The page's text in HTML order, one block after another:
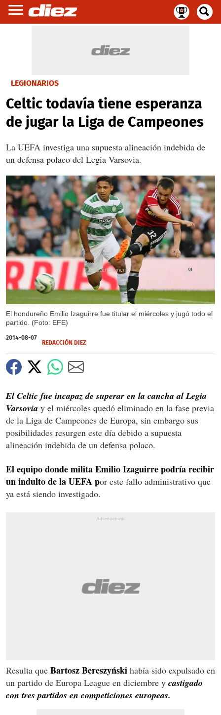
LEGIONARIOS
Celtic todavía tiene esperanza
de jugar la Liga de Campeones
La UEFA investiga una supuesta alineación indebida de
un defensa polaco del Legia Varsovia.
El hondureño Emilio Izaguirre fue titular el miércoles y jugó todo el
partido. (Foto: EFE)
X
2014-08-07
REDACCIÓN DIEZ
El Celtic fue incapaz de superar en la cancha al Legia
Varsovia y el miércoles quedó eliminado en la fase previa
de la Liga de Campeones de Europa, sin embargo sus
posibilidades resurgen este día debido a supuesta
alineación indebida de un defensa polaco.
El equipo donde milita Emilio Izaguirre podría recibir
un indulto de la UEFA por este fallo administrativo que
ya está siendo investigado.
Resulta que Bartosz Bereszyński había sido expulsado en
un partido de Europa League en diciembre y castigado
con tres partidos en competiciones europeas.